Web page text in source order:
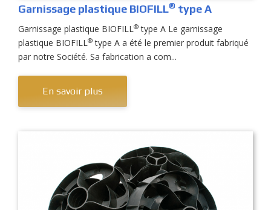
Garnissage plastique BIOFILL® type A
Garnissage plastique BIOFILL® type A Le garnissage
plastique BIOFILL® type A a été le premier produit fabriqué
par notre Société. Sa fabrication a com...
En savoir plus